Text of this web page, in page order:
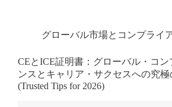
グローバル市場とコンプライ
CEとICE証明書：グローバル・コン
ンスとキャリア・サクセスへの究極
(Trusted Tips for 2026)